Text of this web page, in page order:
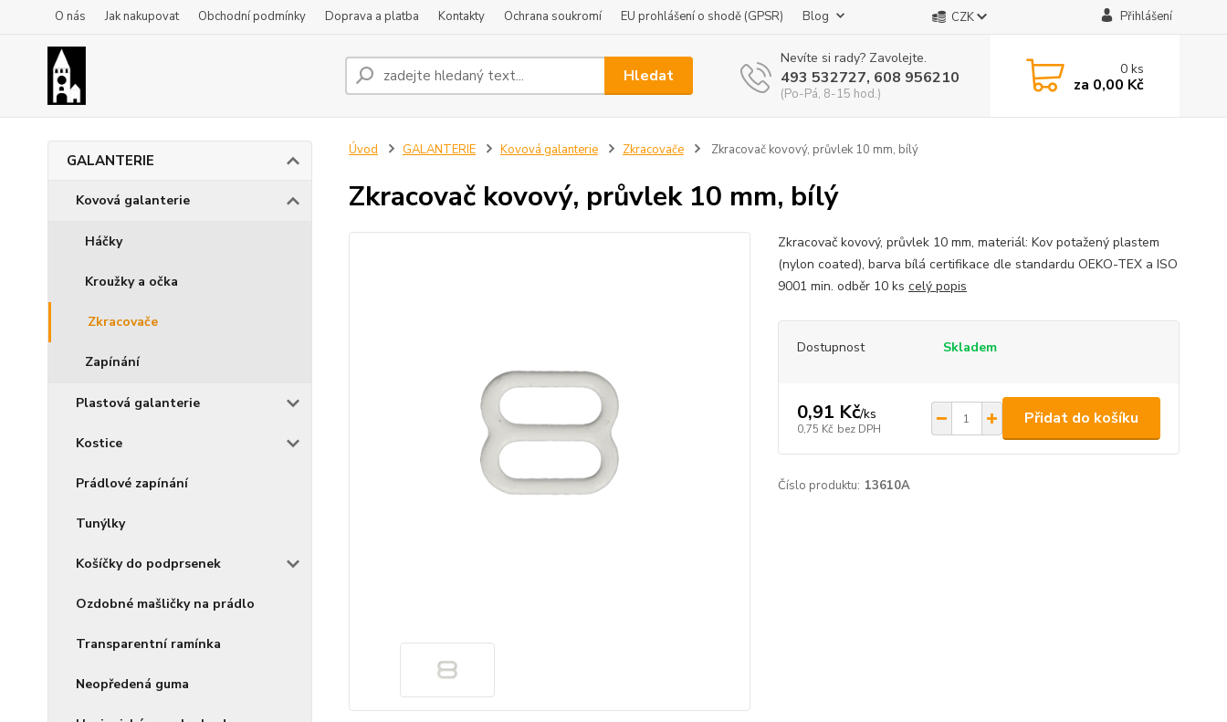
O nás Jak nakupovat Obchodní podmínky Doprava a platba Kontakty Ochrana soukromí EU prohlášení o shodě (GPSR) Blog CZK Přihlášení
Hledat
Nevíte si rady? Zavolejte.
493 532727, 608 956210
(Po-Pá, 8-15 hod.)
0ks
za 0,00 Kč
GALANTERIE
Kovová galanterie
Háčky
Kroužky a očka
Zkracovače
Zapínání
Plastová galanterie
Kostice
Prádlové zapínání
Tunýlky
Košíčky do podprsenek
Ozdobné mašličky na prádlo
Transparentní ramínka
Neopředená guma
Úvod GALANTERIE Kovová galanterie Zkracovače Zkracovač kovový, průvlek 10 mm, bílý
Zkracovač kovový, průvlek 10 mm, bílý
Zkracovač kovový, průvlek 10 mm, materiál: Kov potažený plastem
(nylon coated), barva bílá certifikace dle standardu OEKO-TEX a ISO
9001 min. odběr 10 ks celý popis
Dostupnost Skladem
0,91 Kč/ks
0,75 Kč bez DPH
Přidat do košíku
Číslo produktu: 13610A